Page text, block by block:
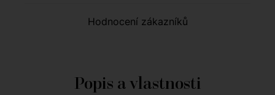
Hodnocení zákazníků
Popis a vlastnosti